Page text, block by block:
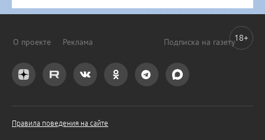
О проекте Реклама Подписка на газету
Правила поведения на сайте
18+